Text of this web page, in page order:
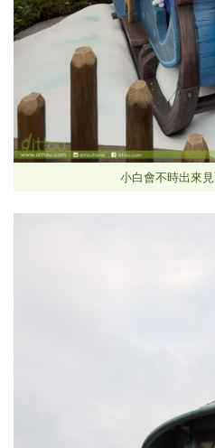
小白會不時出來